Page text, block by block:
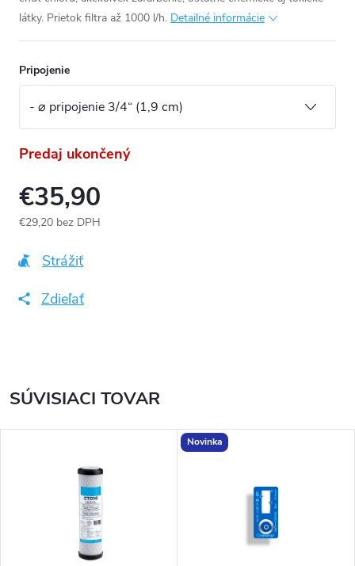
látky. Prietok filtra až 1000 l/h. Detailné informácie
Pripojenie
Predaj ukončený
€35,90
€29,20 bez DPH
cena:Strážiť
Zdieľať
SÚVISIACI TOVAR
Novinka